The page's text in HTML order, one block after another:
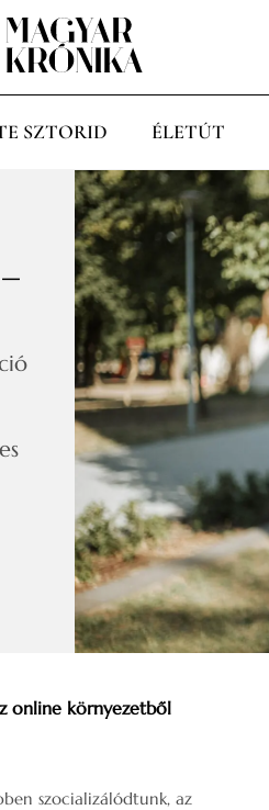
SZTORID ÉLETÚT
online környezetből
szocializálódtunk, az